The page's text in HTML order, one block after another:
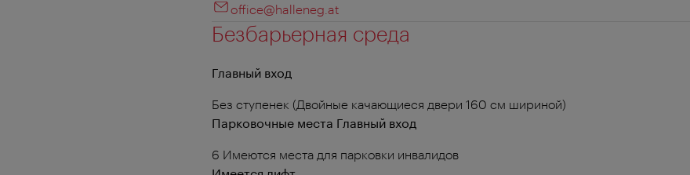
office@halleneg.at
Безбарьерная среда
Главный вход
Без ступенек (Двойные качающиеся двери 160 см шириной)
Парковочные места Главный вход
6 Имеются места для парковки инвалидов